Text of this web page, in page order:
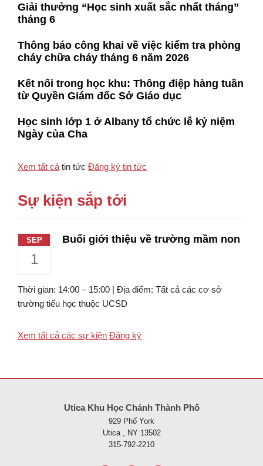
Giải thưởng “Học sinh xuất sắc nhất tháng”
tháng 6
Thông báo công khai về việc kiểm tra phòng
cháy chữa cháy tháng 6 năm 2026
Kết nối trong học khu: Thông điệp hàng tuần
từ Quyền Giám đốc Sở Giáo dục
Học sinh lớp 1 ở Albany tổ chức lễ kỷ niệm
Ngày của Cha
Xem tất cả tin tức Đăng ký tin tức
Sự kiện sắp tới
SEP
1
Buổi giới thiệu về trường mầm non
Thời gian: 14:00 – 15:00 | Địa điểm: Tất cả các cơ sở
trường tiểu học thuộc UCSD
Xem tất cả các sự kiện Đăng ký
Utica Khu Học Chánh Thành Phố
929 Phố York
Utica , NY 13502
315-792-2210